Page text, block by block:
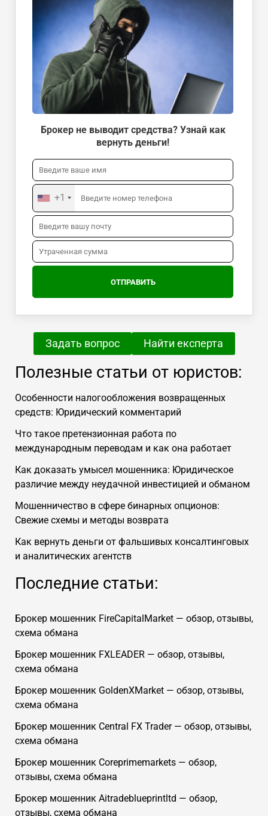
Брокер не выводит средства? Узнай как
вернуть деньги!
+1
Задать вопрос Найти експерта
Полезные статьи от юристов:
Особенности налогообложения возвращенных
средств: Юридический комментарий
Что такое претензионная работа по
международным переводам и как она работает
Как доказать умысел мошенника: Юридическое
различие между неудачной инвестицией и обманом
Мошенничество в сфере бинарных опционов:
Свежие схемы и методы возврата
Как вернуть деньги от фальшивых консалтинговых
и аналитических агентств
Последние статьи:
Брокер мошенник FireCapitalMarket — обзор, отзывы,
схема обмана
Брокер мошенник FXLEADER — обзор, отзывы,
схема обмана
Брокер мошенник GoldenXMarket — обзор, отзывы,
схема обмана
Брокер мошенник Central FX Trader — обзор, отзывы,
схема обмана
Брокер мошенник Coreprimemarkets — обзор,
отзывы, схема обмана
Брокер мошенник Aitradeblueprintltd — обзор,
отзывы, схема обмана